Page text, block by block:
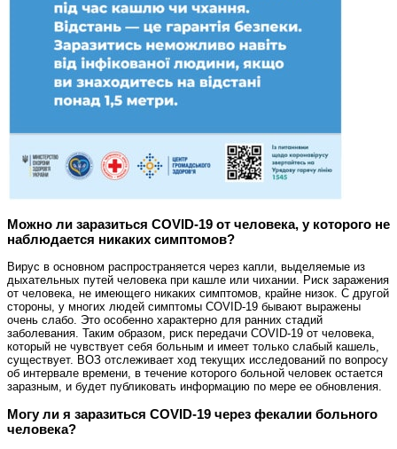
Можно ли заразиться COVID-19 от человека, у которого не
наблюдается никаких симптомов?
Вирус в основном распространяется через капли, выделяемые из
дыхательных путей человека при кашле или чихании. Риск заражения
от человека, не имеющего никаких симптомов, крайне низок. С другой
стороны, у многих людей симптомы COVID-19 бывают выражены
очень слабо. Это особенно характерно для ранних стадий
заболевания. Таким образом, риск передачи COVID-19 от человека,
который не чувствует себя больным и имеет только слабый кашель,
существует. ВОЗ отслеживает ход текущих исследований по вопросу
об интервале времени, в течение которого больной человек остается
заразным, и будет публиковать информацию по мере ее обновления.
Могу ли я заразиться COVID-19 через фекалии больного
человека?